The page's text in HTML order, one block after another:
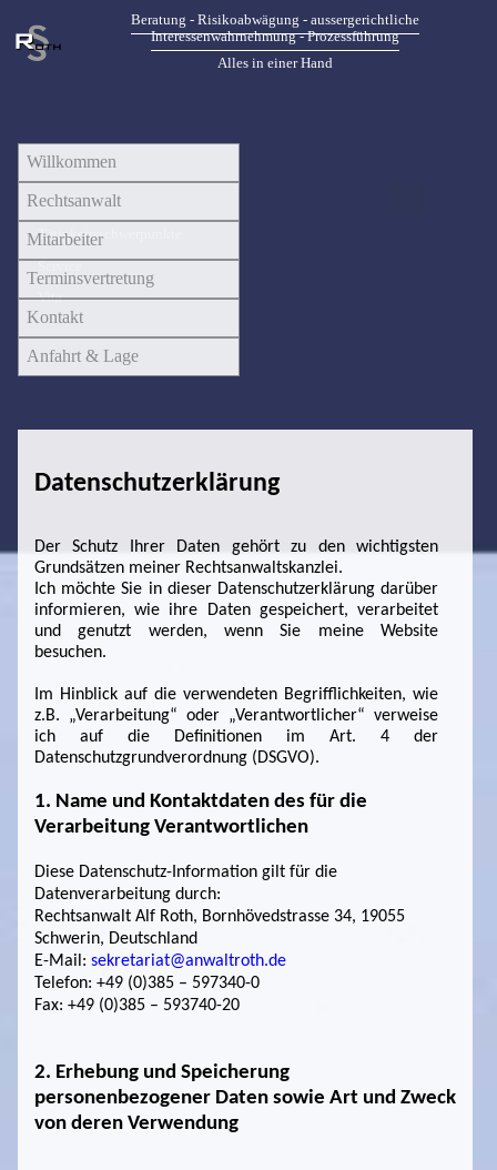
Beratung - Risikoabwägung - aussergerichtliche
Interessenwahrnehmung - Prozessführung
Alles in einer Hand
Willkommen
Rechtsanwalt
Tätigkeitsschwerpunkte
Service
Vita
Mitarbeiter
Terminsvertretung
Kontakt
Anfahrt & Lage
Datenschutzerklärung
Der Schutz Ihrer Daten gehört zu den wichtigsten
Grundsätzen meiner Rechtsanwaltskanzlei.
Ich möchte Sie in dieser Datenschutzerklärung darüber
informieren, wie ihre Daten gespeichert, verarbeitet
und genutzt werden, wenn Sie meine Website
besuchen.
Im Hinblick auf die verwendeten Begrifflichkeiten, wie
z.B. „Verarbeitung“ oder „Verantwortlicher“ verweise
ich auf die Definitionen im Art. 4 der
Datenschutzgrundverordnung (DSGVO).
1. Name und Kontaktdaten des für die
Verarbeitung Verantwortlichen
Diese Datenschutz-Information gilt für die
Datenverarbeitung durch:
Rechtsanwalt Alf Roth, Bornhövedstrasse 34, 19055
Schwerin, Deutschland
E-Mail: sekretariat@anwaltroth.de
Telefon: +49 (0)385 – 597340-0
Fax: +49 (0)385 – 593740-20
2. Erhebung und Speicherung
personenbezogener Daten sowie Art und Zweck
von deren Verwendung